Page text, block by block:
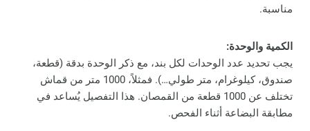
مناسبة.
الكمية والوحدة:
يجب تحديد عدد الوحدات لكل بند، مع ذكر الوحدة بدقة (قطعة،
صندوق، كيلوغرام، متر طولي…). فمثلاً، 1000 متر من قماش
تختلف عن 1000 قطعة من القمصان. هذا التفصيل يُساعد في
مطابقة البضاعة أثناء الفحص.